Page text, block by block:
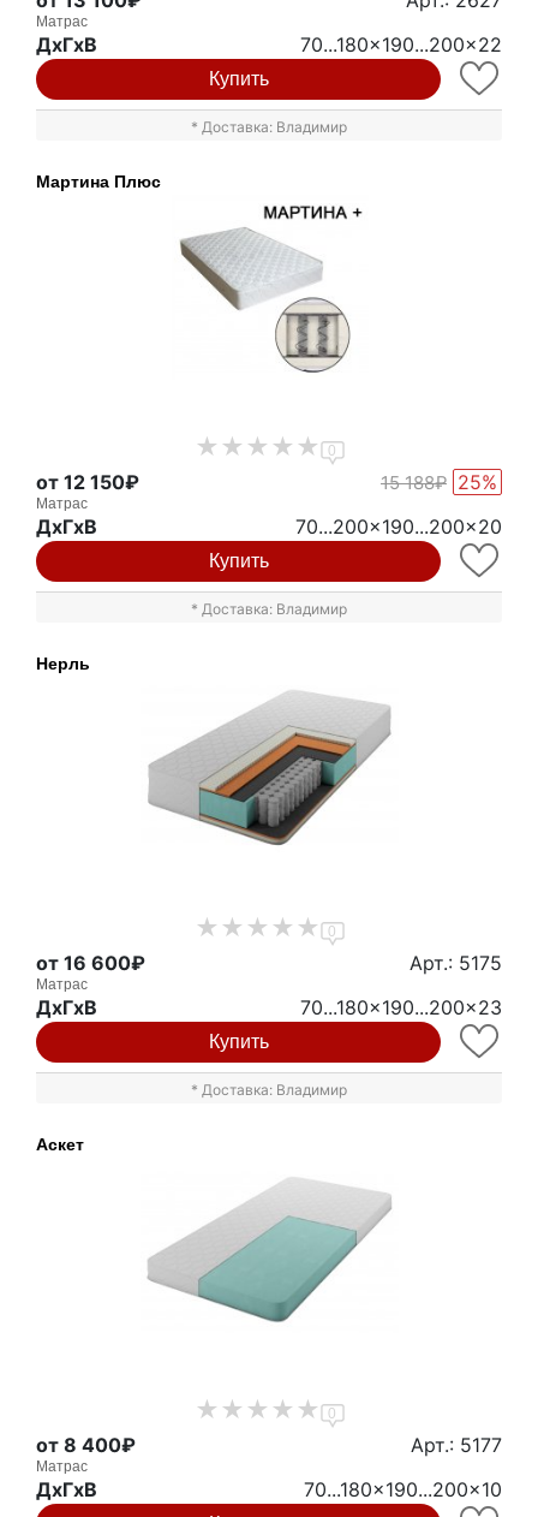
Матрас
ДxГxВ 70...180x190...200x22
Купить
* Доставка: Владимир
Мартина Плюс
0
от 12 150₽ 15 188₽ 25%
Матрас
ДxГxВ 70...200x190...200x20
Купить
* Доставка: Владимир
Нерль
0
от 16 600₽ Арт.: 5175
Матрас
ДxГxВ 70...180x190...200x23
Купить
* Доставка: Владимир
Аскет
0
от 8 400₽ Арт.: 5177
Матрас
ДxГxВ 70...180x190...200x10